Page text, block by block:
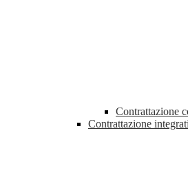
Contrattazione
Contrattazione